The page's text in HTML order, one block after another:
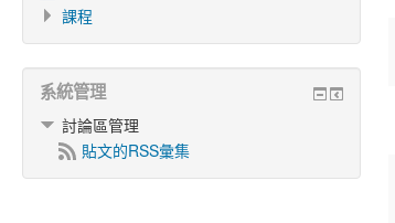
課程
系統管理
討論區管理
貼文的RSS彙集